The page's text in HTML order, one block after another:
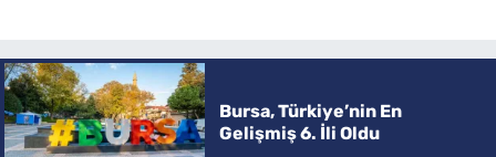
Bursa, Türkiye’nin En
Gelişmiş 6. İli Oldu